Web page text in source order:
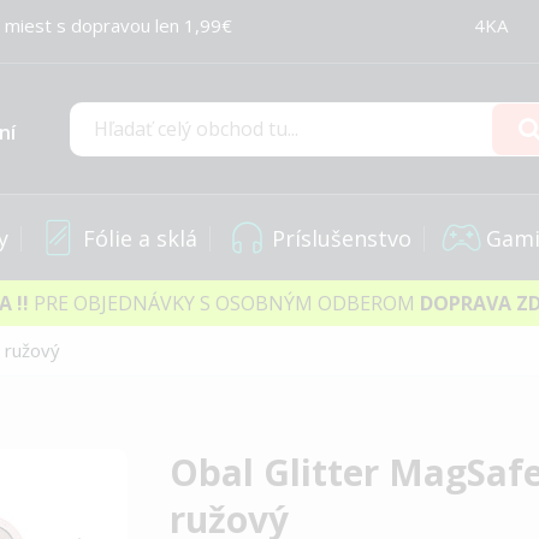
s dopravou len 1,99€ 4KA
Hľadať
Fólie a sklá Príslušenstvo
!! PRE OBJEDNÁVKY S OSOBNÝM ODBEROM DOPRAVA
Obal Glitter
ružový